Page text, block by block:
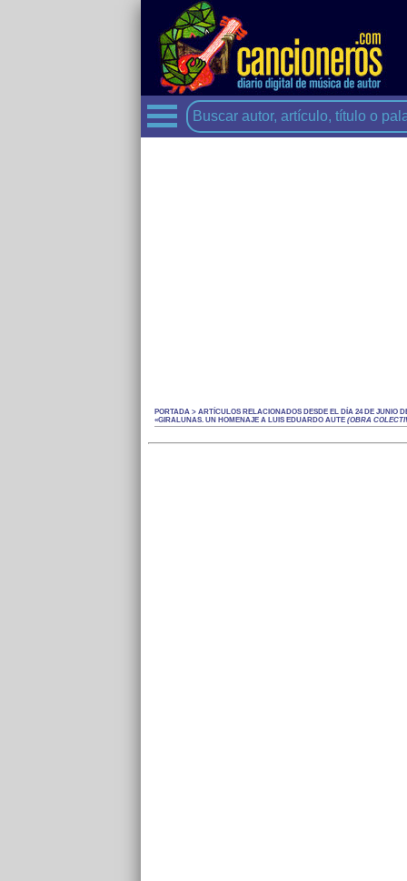
PORTADA > ARTÍCULOS RELACIONADOS DESDE EL DÍA 24 DE JUNIO
«GIRALUNAS. UN HOMENAJE A LUIS EDUARDO AUTE(OBRA